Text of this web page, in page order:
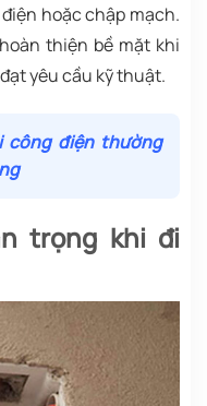
hoặc chập mạch.
thiện bề mặt khi
yêu cầu kỹ thuật.
công điện thường
trọng khi đi